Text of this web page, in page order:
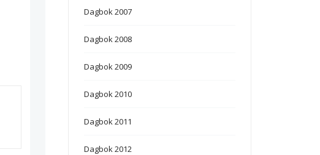
Dagbok 2007
Dagbok 2008
Dagbok 2009
Dagbok 2010
Dagbok 2011
Dagbok 2012